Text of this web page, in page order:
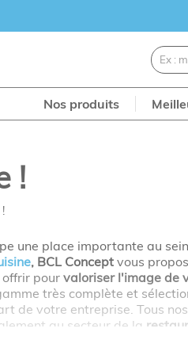
Nos produits
!
une place importante au
, BCL Conceptvous
offrir pourvaloriser l'image de
très complète et
de votre entreprise. Tous
au secteur de la